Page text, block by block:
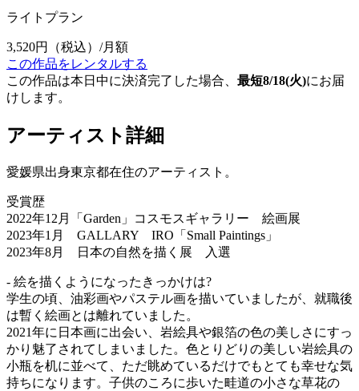
ライトプラン
3,520円
（税込）/月額
この作品をレンタルする
この作品は本日中に決済完了した場合、 最短8/18(火)にお届
けします。
アーティスト詳細
愛媛県出身東京都在住のアーティスト。
受賞歴
2022年12月「Garden」コスモスギャラリー 絵画展
2023年1月 GALLARY IRO「Small Paintings」
2023年8月 日本の自然を描く展 入選
- 絵を描くようになったきっかけは?
学生の頃、油彩画やパステル画を描いていましたが、就職後
は暫く絵画とは離れていました。
2021年に日本画に出会い、岩絵具や銀箔の色の美しさにすっ
かり魅了されてしまいました。色とりどりの美しい岩絵具の
小瓶を机に並べて、ただ眺めているだけでもとても幸せな気
持ちになります。子供のころに歩いた畦道の小さな草花の